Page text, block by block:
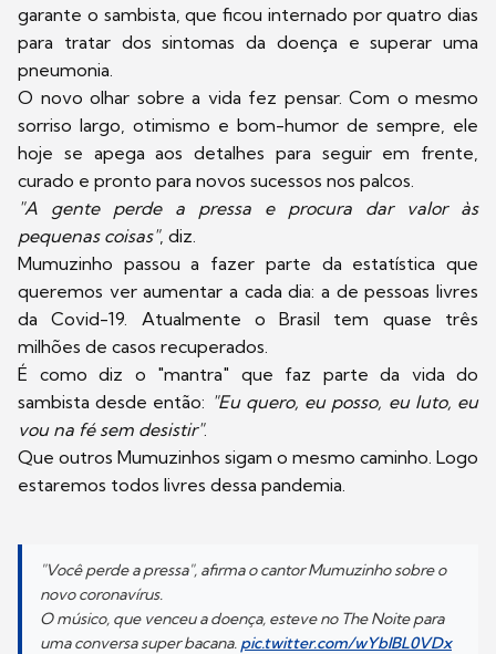
garante o sambista, que ficou internado por quatro dias
para tratar dos sintomas da doença e superar uma
pneumonia.
O novo olhar sobre a vida fez pensar. Com o mesmo
sorriso largo, otimismo e bom-humor de sempre, ele
hoje se apega aos detalhes para seguir em frente,
curado e pronto para novos sucessos nos palcos.
"A gente perde a pressa e procura dar valor às
pequenas coisas", diz.
Mumuzinho passou a fazer parte da estatística que
queremos ver aumentar a cada dia: a de pessoas livres
da Covid-19. Atualmente o Brasil tem quase três
milhões de casos recuperados.
É como diz o "mantra" que faz parte da vida do
sambista desde então: "Eu quero, eu posso, eu luto, eu
vou na fé sem desistir".
Que outros Mumuzinhos sigam o mesmo caminho. Logo
estaremos todos livres dessa pandemia.
"Você perde a pressa", afirma o cantor Mumuzinho sobre o
novo coronavírus.
O músico, que venceu a doença, esteve no The Noite para
uma conversa super bacana. pic.twitter.com/wYbIBL0VDx